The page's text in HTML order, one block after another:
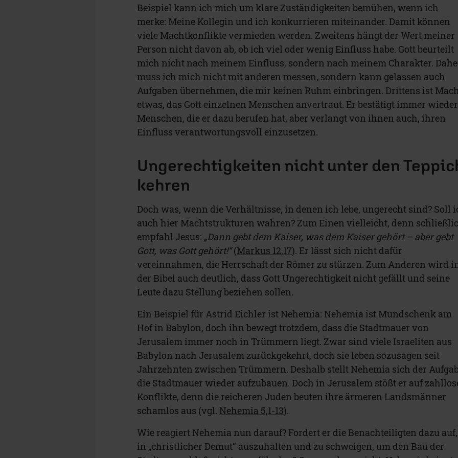
Beispiel kann ich mich um klare Zuständigkeiten bemühen, wenn ich
merke: Meine Kollegin und ich konkurrieren miteinander. Damit können
viele Machtkonflikte vermieden werden. Zweitens hängt der Wert meiner
Person nicht davon ab, ob ich viel oder wenig Einfluss habe. Gott beurteilt
mich nicht nach meinem Einfluss, sondern nach meinem Charakter.
muss ich mich nicht mit anderen messen, sondern kann gelassen auch
Aufgaben übernehmen, die mir keinen Ruhm einbringen. Drittens ist
etwas, das Gott einzelnen Menschen anvertraut. Er bestätigt immer wieder
Menschen, die er dazu berufen hat, aber verlangt von ihnen auch, ihren
Einfluss verantwortungsvoll einzusetzen.
Ungerechtigkeiten nicht unter den
kehren
Doch was, wenn die Verhältnisse, in denen ich lebe, ungerecht sind? Soll
auch hier Machtstrukturen wahren? Zum Einen vielleicht, denn
empfahl Jesus: „Dann gebt dem Kaiser, was dem Kaiser gehört – aber gebt
Gott, was Gott gehört!“(Markus 12,17). Er lässt sich nicht dafür
vereinnahmen, die Herrschaft der Römer zu stürzen. Zum Anderen wird
der Bibel auch deutlich, dass Gott Ungerechtigkeit nicht gefällt und seine
Leute dazu Stellung beziehen sollen.
Ein Beispiel für Astrid Eichler ist Nehemia: Nehemia ist Mundschenk am
Hof in Babylon, doch ihn bewegt trotzdem, dass die Stadtmauer von
Jerusalem immer noch in Trümmern liegt. Zwar sind viele Israeliten aus
Babylon nach Jerusalem zurückgekehrt, doch sie leben sozusagen seit
Jahrzehnten zwischen Trümmern. Deshalb stellt Nehemia sich der
die Stadtmauer wieder aufzubauen. Doch in Jerusalem stößt er auf
Konflikte, denn die reicheren Juden beuten ihre ärmeren Landsmänner
schamlos aus (vgl. Nehemia 5,1-13).
Wie reagiert Nehemia nun darauf? Fordert er die Benachteiligten dazu auf,
in „christlicher Demut“ auszuhalten und zu schweigen, um den Bau der